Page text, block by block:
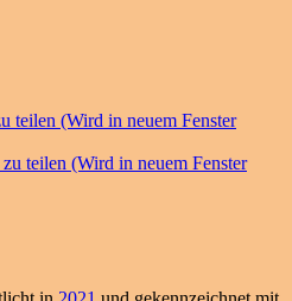
teilen (Wird in neuem Fenster
teilen (Wird in neuem Fenster